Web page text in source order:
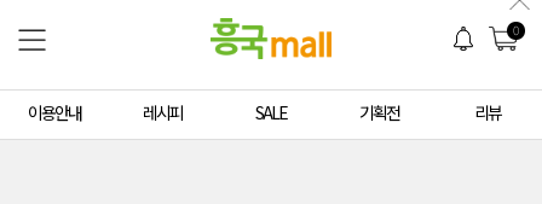
0
이용안내 레시피 SALE 기획전 리뷰